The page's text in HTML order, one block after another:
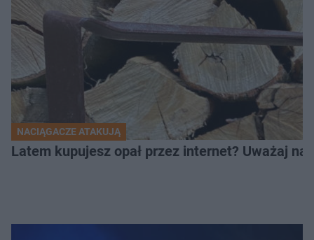
NACIĄGACZE ATAKUJĄ
Latem kupujesz opał przez internet? Uważaj na